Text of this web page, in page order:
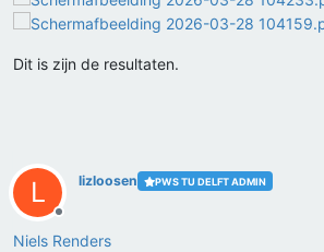
Dit is zijn de resultaten.
L
Offline
lizloosen PWS TU DELFT ADMIN
Niels Renders